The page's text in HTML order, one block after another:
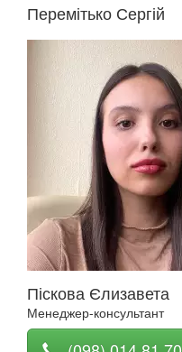
Перемітько Сергій
Піскова Єлизавета
Менеджер-консультант